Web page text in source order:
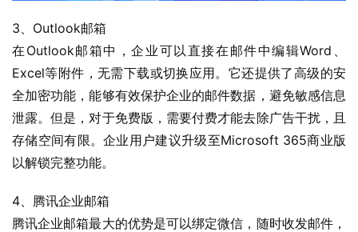
3、Outlook邮箱
在Outlook邮箱中，企业可以直接在邮件中编辑Word、
Excel等附件，无需下载或切换应用。它还提供了高级的安
全加密功能，能够有效保护企业的邮件数据，避免敏感信息
泄露。但是，对于免费版，需要付费才能去除广告干扰，且
存储空间有限。企业用户建议升级至Microsoft 365商业版
以解锁完整功能。
4、腾讯企业邮箱
腾讯企业邮箱最大的优势是可以绑定微信，随时收发邮件，